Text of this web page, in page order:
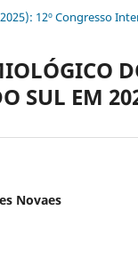
12º Congresso
SUL EM
Novaes